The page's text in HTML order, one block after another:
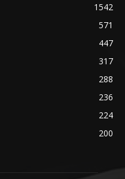
1542
571
447
317
288
236
224
200